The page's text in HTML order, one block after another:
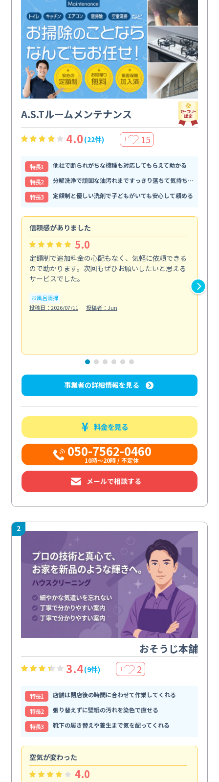
A.S.Tルームメンテナンス
4.0(22件) ＋ 15
特⻑1
他社で断られがちな機種も対応してもらえて助かる
特⻑2
分解洗浄で頑固な油汚れまですっきり落ちて気持ちいい
特⻑3
定額制と優しい洗剤で子どもがいても安心して頼める
信頼感がありました
5.0
定額制で追加料金の心配もなく、気軽に依頼できる
ので助かります。次回もぜひお願いしたいと思える
サービスでした。
お風呂清掃
投稿日：2026/07/11
投稿者：Jun
事業者の詳細情報を見る
料金を見る
050-7562-0460
10時～20時 / 不定休
メールで相談する
2
おそうじ本舗
3.4(9件) ＋ 2
特⻑1
店舗は閉店後の時間に合わせて作業してくれる
特⻑2
張り替えずに壁紙の汚れを染色で直せる
特⻑3
靴下の履き替えや養生まで気を配ってくれる
空気が変わった
4.0